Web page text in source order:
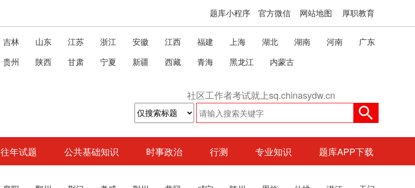
题库小程序 官方微信 网站地图 厚职教育
吉林 山东 江苏 浙江 安徽 江西 福建 上海 湖北 湖南 河南
广东
贵州 陕西 甘肃 宁夏 新疆 西藏 青海 黑龙江 内蒙古
社区工作者考试就上sq.chinasydw.cn
往年试题 公共基础知识 时事政治 行测 专业知识 题库APP下载